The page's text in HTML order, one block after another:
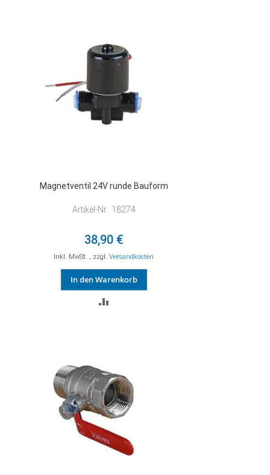
Magnetventil 24V runde Bauform
Artikel-Nr.: 18274
38,90 €
Inkl. MwSt. , zzgl.Versandkosten
In den Warenkorb